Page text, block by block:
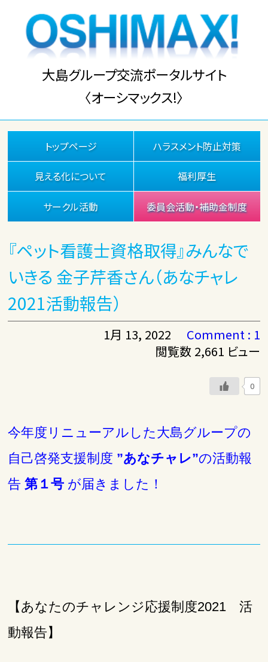
大島グループ交流ポータルサイト
〈オーシマックス!〉
トップページ ハラスメント防止対策
見える化について 福利厚生
サークル活動 委員会活動・補助金制度
『ペット看護士資格取得』みんなで
いきる 金子芹香さん（あなチャレ
2021活動報告）
1月 13, 2022
Comment : 1
閲覧数 2,661 ビュー
0
今年度リニューアルした大島グループの
自己啓発支援制度 ”あなチャレ”の活動報
告第１号 が届きました！
【あなたのチャレンジ応援制度2021 活
動報告】